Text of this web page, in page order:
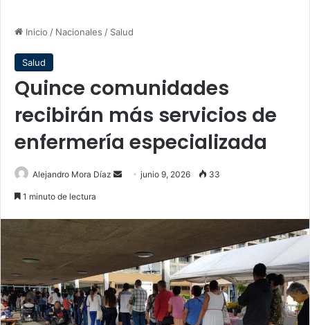
Inicio / Nacionales / Salud
Salud
Quince comunidades
recibirán más servicios de
enfermería especializada
Alejandro Mora Díaz
Sendjunio 9, 2026 33
1 minuto de lectura